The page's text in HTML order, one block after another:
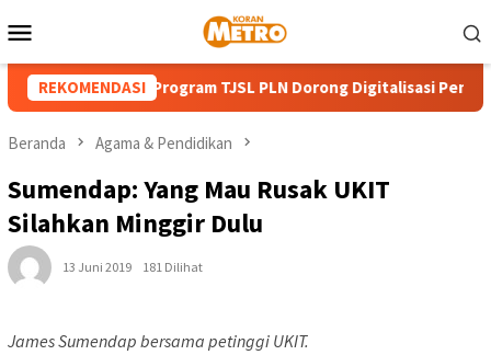
ke
Mobile
REKOMENDASI
ke-81 RI, Program TJSL PLN Dorong Digitalisasi Pendidikan
Beranda Agama & Pendidikan
Sumendap: Yang Mau Rusak UKIT
Silahkan Minggir Dulu
13 Juni 2019 181 Dilihat
James Sumendap bersama petinggi UKIT.